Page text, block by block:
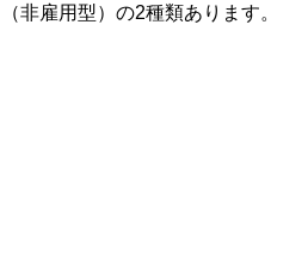
（非雇用型）の2種類あります。